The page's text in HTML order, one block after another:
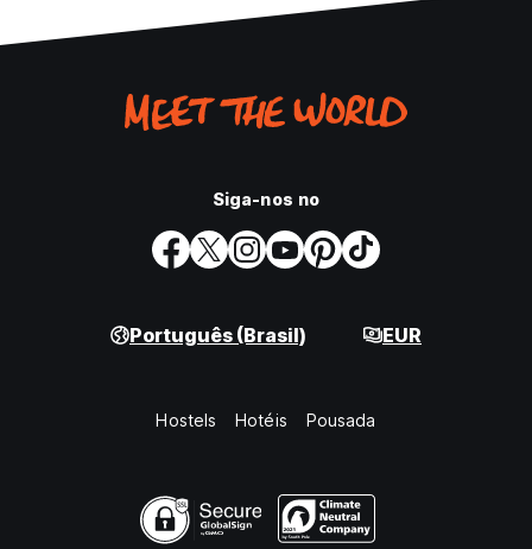
Siga-nos no
Português (Brasil) EUR
Hostels Hotéis Pousada